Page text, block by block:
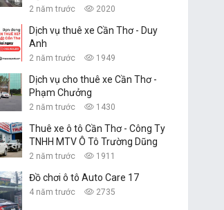
2 năm trước 2020
Dịch vụ thuê xe Cần Thơ - Duy
Anh
2 năm trước 1949
Dịch vụ cho thuê xe Cần Thơ -
Phạm Chưởng
2 năm trước 1430
Thuê xe ô tô Cần Thơ - Công Ty
TNHH MTV Ô Tô Trường Dũng
2 năm trước 1911
Đồ chơi ô tô Auto Care 17
4 năm trước 2735